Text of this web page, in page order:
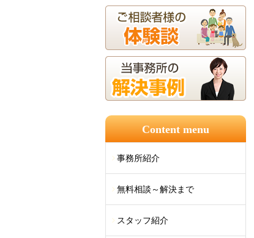
Content menu
事務所紹介
無料相談～解決まで
スタッフ紹介